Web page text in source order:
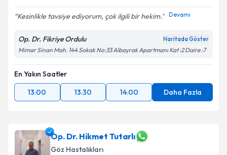
Kesinlikle tavsiye ediyorum, çok ilgili bir hekim. Devamı
Op. Dr. Fikriye Ordulu Haritada Göster
Mimar Sinan Mah. 144 Sokak No:33 Albayrak Apartmanı Kat :2 Daire :7
En Yakın Saatler
13:00
13:30 14:00 Daha Fazla
Op. Dr. Hikmet Tutarlı
Göz Hastalıkları